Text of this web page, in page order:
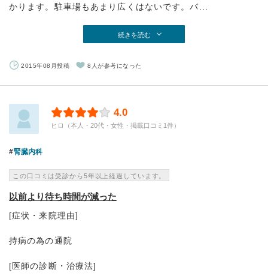
かります。駐車場もあまり広くはないです。バ...
続きを読む
2015年08月投稿 8人が参考になった
4.0
ヒロ（本人・20代・女性・掲載口コミ1件）
腎臓内科
この口コミは受診から5年以上経過しています。
以前より待ち時間が減った
[症状・来院理由]
持病の為の通院
[医師の診断・治療法]